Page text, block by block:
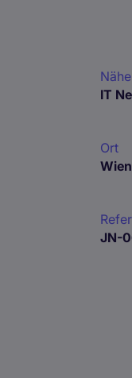
IT
Ort
Wien
JN-